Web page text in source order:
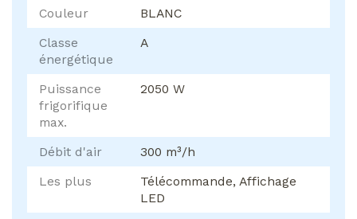
Couleur
BLANC
Classe
énergétique
A
Puissance
frigorifique
max.
2050 W
Débit d'air
300 m³/h
Les plus
Télécommande, Affichage
LED